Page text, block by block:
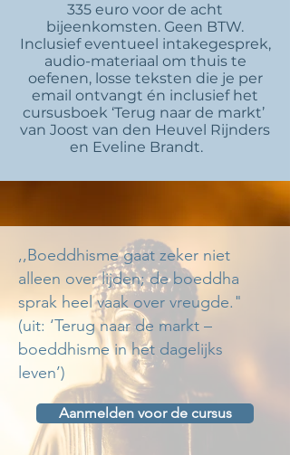
335 euro voor de acht
bijeenkomsten. Geen BTW.
Inclusief eventueel intakegesprek,
audio-materiaal om thuis te
oefenen, losse teksten die je per
email ontvangt én inclusief het
cursusboek ‘Terug naar de markt’
van Joost van den Heuvel Rijnders
en Eveline Brandt.
,,Boeddhisme gaat zeker niet
alleen over lijden; de boeddha
sprak heel vaak over vreugde."
(uit: ‘Terug naar de markt –
boeddhisme in het dagelijks
leven’)
Aanmelden voor de cursus